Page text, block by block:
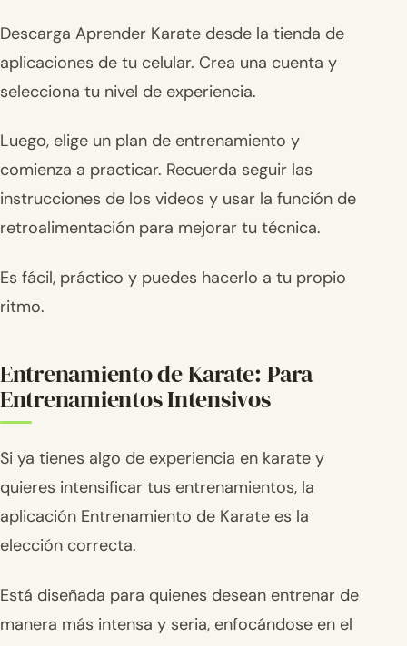
Descarga Aprender Karate desde la tienda de
aplicaciones de tu celular. Crea una cuenta y
selecciona tu nivel de experiencia.
Luego, elige un plan de entrenamiento y
comienza a practicar. Recuerda seguir las
instrucciones de los videos y usar la función de
retroalimentación para mejorar tu técnica.
Es fácil, práctico y puedes hacerlo a tu propio
ritmo.
Entrenamiento de Karate: Para
Entrenamientos Intensivos
Si ya tienes algo de experiencia en karate y
quieres intensificar tus entrenamientos, la
aplicación Entrenamiento de Karate es la
elección correcta.
Está diseñada para quienes desean entrenar de
manera más intensa y seria, enfocándose en el